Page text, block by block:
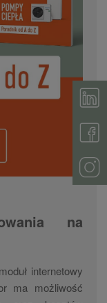
na
internetowy
ma możliwość